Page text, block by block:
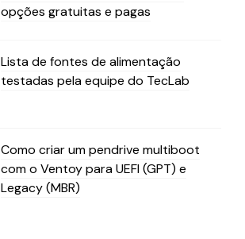
opções gratuitas e pagas
Lista de fontes de alimentação
testadas pela equipe do TecLab
Como criar um pendrive multiboot
com o Ventoy para UEFI (GPT) e
Legacy (MBR)